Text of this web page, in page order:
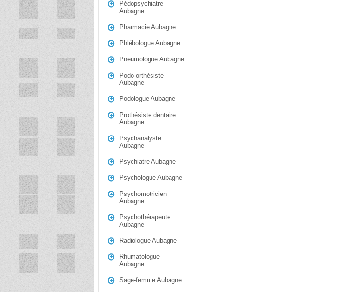
Pédopsychiatre
Aubagne
Pharmacie Aubagne
Phlébologue Aubagne
Pneumologue Aubagne
Podo-orthésiste
Aubagne
Podologue Aubagne
Prothésiste dentaire
Aubagne
Psychanalyste
Aubagne
Psychiatre Aubagne
Psychologue Aubagne
Psychomotricien
Aubagne
Psychothérapeute
Aubagne
Radiologue Aubagne
Rhumatologue
Aubagne
Sage-femme Aubagne